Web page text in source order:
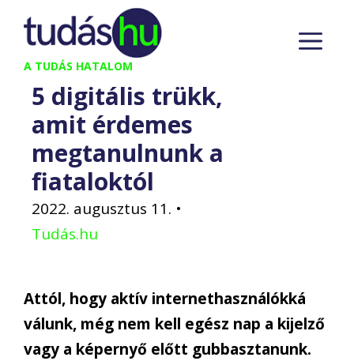
Kilépés
tartalomba
A TUDÁS HATALOM
5 digitális trükk,
amit érdemes
megtanulnunk a
fiataloktól
2022. augusztus 11. •
Tudás.hu
Attól, hogy aktív internethasználókká
válunk, még nem kell egész nap a kijelző
vagy a képernyő előtt gubbasztanunk.